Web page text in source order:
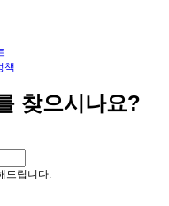
책
찾으시나요?
드립니다.